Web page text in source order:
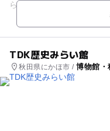
ら細工や製作用具を展示
や石器や古文書を公開す
TDK歴史みらい館
秋田県にかほ市 /博物館・